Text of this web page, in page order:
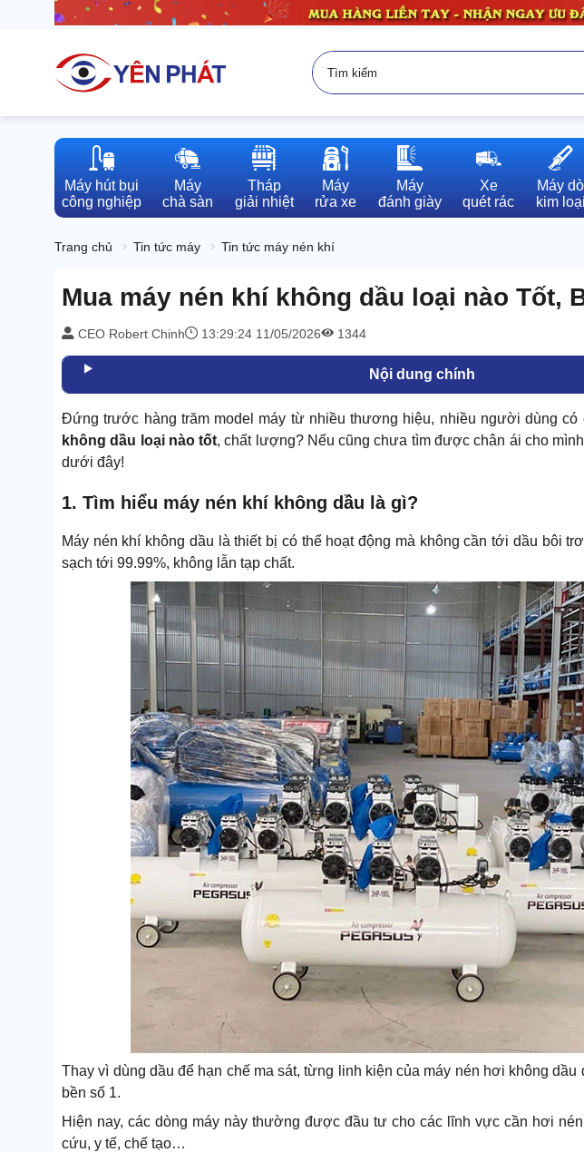
Máy hút bụi
công nghiệp
Máy
chà sàn
Tháp
giải nhiệt
Máy
rửa xe
Máy
đánh giày
Xe
quét rác
Máy dò
kim loại
Trang chủ Tin tức máy Tin tức máy nén khí
Mua máy nén khí không dầu loại nào Tốt,
CEO Robert Chinh 13:29:24 11/05/2026 1344
Nội dung chính
Đứng trước hàng trăm model máy từ nhiều thương hiệu, nhiều người dùng có
không dầu loại nào tốt, chất lượng? Nếu cũng chưa tìm được chân ái cho
dưới đây!
1. Tìm hiểu máy nén khí không dầu là gì?
Máy nén khí không dầu là thiết bị có thể hoạt động mà không cần tới dầu bôi
sạch tới 99.99%, không lẫn tạp chất.
Thay vì dùng dầu để hạn chế ma sát, từng linh kiện của máy nén hơi không
bền số 1.
Hiện nay, các dòng máy này thường được đầu tư cho các lĩnh vực cần hơi
cứu, y tế, chế tạo…